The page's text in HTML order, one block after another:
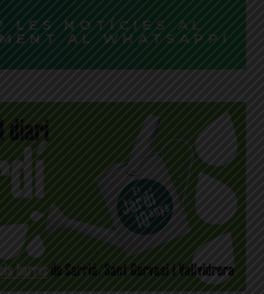
LES NOTÍCIES AL
AL WHATSAPP!